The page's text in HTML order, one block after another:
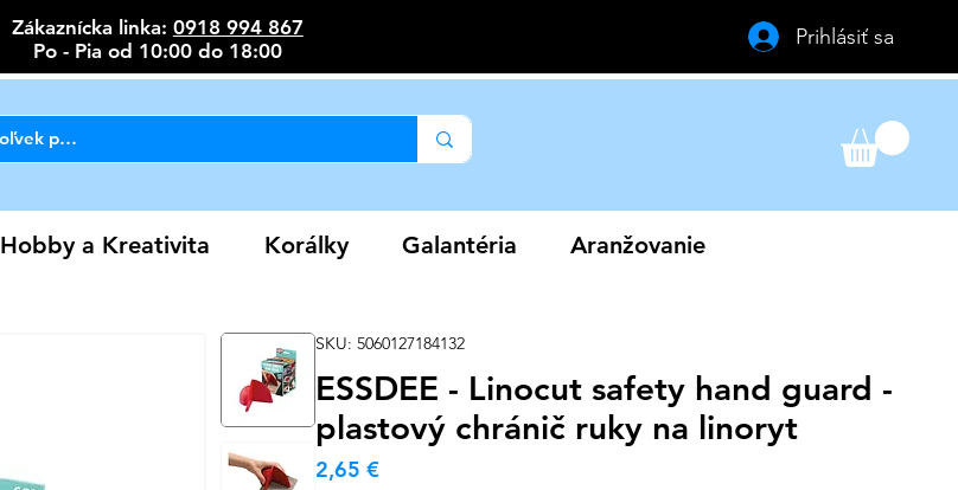
Zákaznícka linka: 0918 994 867
Po - Pia od 10:00 do 18:00
Prihlásiť sa
Hobby a Kreativita Korálky Galantéria Aranžovanie
SKU: 5060127184132
ESSDEE - Linocut safety hand guard -
plastový chránič ruky na linoryt
2,65 €Cena